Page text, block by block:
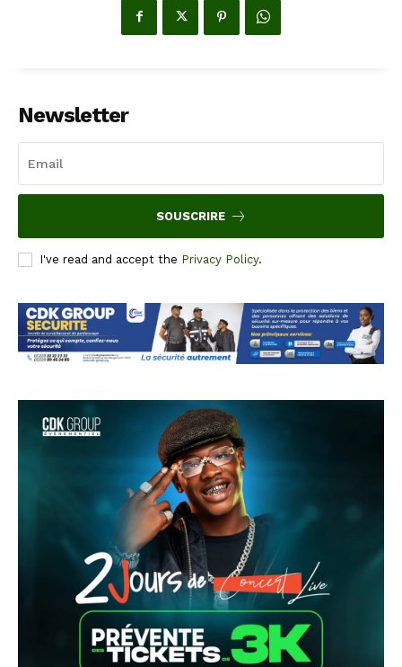
Newsletter
SOUSCRIRE
I've read and accept the Privacy Policy.